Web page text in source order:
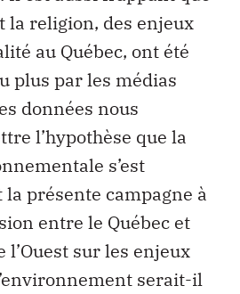
la religion, des enjeux
au Québec, ont été
plus par les médias
données nous
l’hypothèse que la
s’est
présente campagne à
entre le Québec et
l’Ouest sur les enjeux
serait-il